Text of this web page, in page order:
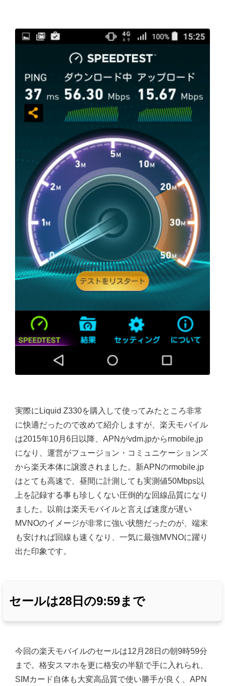
実際にLiquid Z330を購入して使ってみたところ非常
に快適だったので改めて紹介しますが、楽天モバイル
は2015年10月6日以降、APNがvdm.jpからrmobile.jp
になり、運営がフュージョン・コミュニケーションズ
から楽天本体に譲渡されました。新APNのrmobile.jp
はとても高速で、昼間に計測しても実測値50Mbps以
上を記録する事も珍しくない圧倒的な回線品質になり
ました。以前は楽天モバイルと言えば速度が遅い
MVNOのイメージが非常に強い状態だったのが、端末
も安ければ回線も速くなり、一気に最強MVNOに躍り
出た印象です。
セールは28日の9:59まで
今回の楽天モバイルのセールは12月28日の朝9時59分
まで。格安スマホを更に格安の半額で手に入れられ、
SIMカード自体も大変高品質で使い勝手が良く、APN